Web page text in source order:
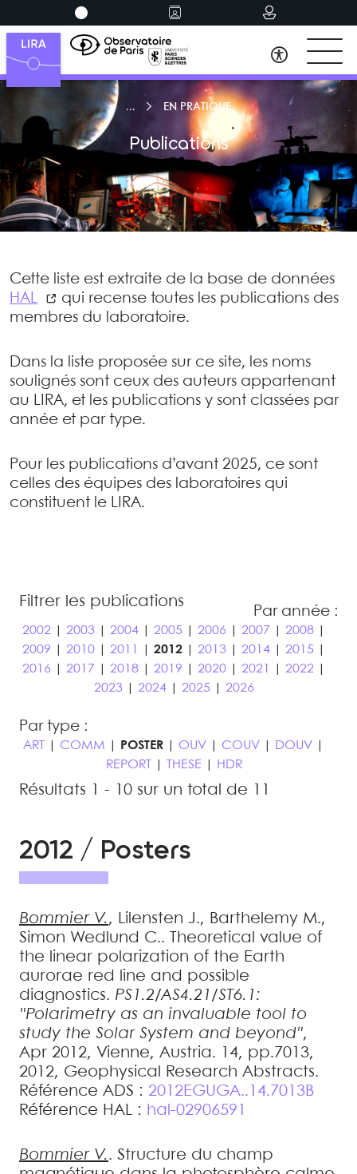
EN PRATIQUE
Publications
Cette liste est extraite de la base de données
HAL
qui recense toutes les publications des
membres du laboratoire.
Dans la liste proposée sur ce site, les noms
soulignés sont ceux des auteurs appartenant
au LIRA, et les publications y sont classées par
année et par type.
Pour les publications d’avant 2025, ce sont
celles des équipes des laboratoires qui
constituent le LIRA.
Filtrer les publications
Par année :
2002| 2003| 2004| 2005| 2006 2007 2008|
2009
2010| 2011 2012| 2013| 2014| 2015|
2016
2017 2018| 2019 2020| 2021 2022|
2023| 2024| 2025| 2026
Par type :
ART COMM POSTER OUV COUV DOUV
REPORT
THESE HDR
Résultats 1 - 10 sur un total de 11
2012 / Posters
Bommier V., Lilensten J., Barthelemy M.,
Simon Wedlund C..
Theoretical value of
the linear polarization of the Earth
aurorae red line and possible
diagnostics. PS1.2/AS4.21/ST6.1:
"Polarimetry as an invaluable tool to
study the Solar System and beyond",
Apr 2012, Vienne, Austria. 14, pp.7013,
2012, Geophysical Research Abstracts.
Référence ADS : 2012EGUGA..14.7013B
Référence HAL : hal-02906591
Bommier V.. Structure du champ